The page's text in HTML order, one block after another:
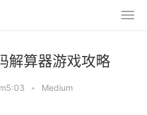
解算器游戏攻略
• Medium